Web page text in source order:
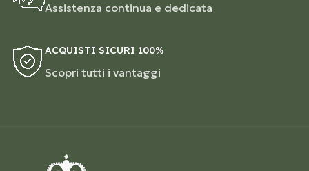
Assistenza continua e dedicata
ACQUISTI SICURI 100%
Scopri tutti i vantaggi